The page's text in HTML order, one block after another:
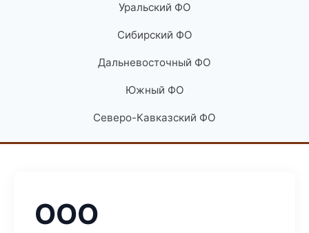
Уральский ФО
Сибирский ФО
Дальневосточный ФО
Южный ФО
Северо-Кавказский ФО
ООО